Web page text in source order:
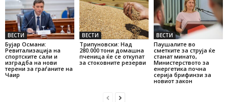
ВЕСТИ
Бујар Османи:
Ревитализација на
спортските сали и
изградба на нови
терени за граѓаните на
Чаир
ВЕСТИ
Трипуновски: Над
280.000 тони домашна
пченица ќе се откупат
за стоковните резерви
ВЕСТИ
Паушалите во
сметките за струја ќе
станат минато,
Министерството за
енергетика почна
серија брифинзи за
новиот закон